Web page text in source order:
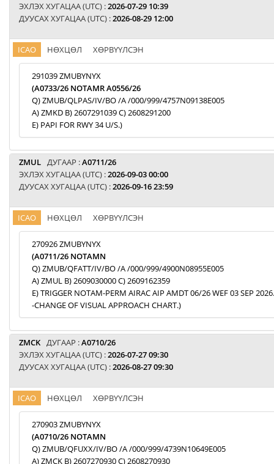
ЭХЛЭХ ХУГАЦАА (UTC) :2026-07-29 10:39
ДУУСАХ ХУГАЦАА (UTC) :2026-08-29 12:00
ICAO НӨХЦӨЛ ХӨРВҮҮЛСЭН
291039 ZMUBYNYX
(A0733/26 NOTAMR A0556/26
Q) ZMUB/QLPAS/IV/BO /A /000/999/4757N09138E005
A) ZMKD B) 2607291039 C) 2608291200
E) PAPI FOR RWY 34 U/S.)
ZMUL ДУГААР :A0711/26
ЭХЛЭХ ХУГАЦАА (UTC) :2026-09-03 00:00
ДУУСАХ ХУГАЦАА (UTC) :2026-09-16 23:59
ICAO НӨХЦӨЛ ХӨРВҮҮЛСЭН
270926 ZMUBYNYX
(A0711/26 NOTAMN
Q) ZMUB/QFATT/IV/BO /A /000/999/4900N08955E005
A) ZMUL B) 2609030000 C) 2609162359
E) TRIGGER NOTAM-PERM AIRAC AIP AMDT 06/26 WEF 03 SEP 2026.
-CHANGE OF VISUAL APPROACH CHART.)
ZMCK ДУГААР :A0710/26
ЭХЛЭХ ХУГАЦАА (UTC) :2026-07-27 09:30
ДУУСАХ ХУГАЦАА (UTC) :2026-08-27 09:30
ICAO НӨХЦӨЛ ХӨРВҮҮЛСЭН
270903 ZMUBYNYX
(A0710/26 NOTAMN
Q) ZMUB/QFUXX/IV/BO /A /000/999/4739N10649E005
A) ZMCK B) 2607270930 C) 2608270930